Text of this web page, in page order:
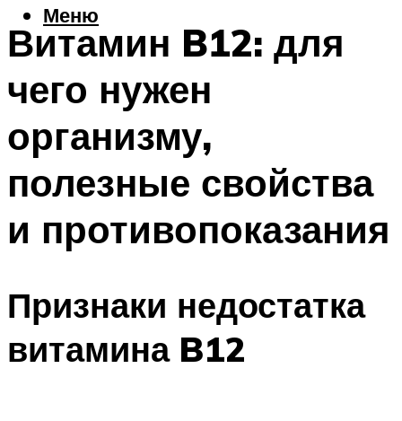
Меню
Витамин B12: для
чего нужен
организму,
полезные свойства
и противопоказания
Признаки недостатка
витамина B12